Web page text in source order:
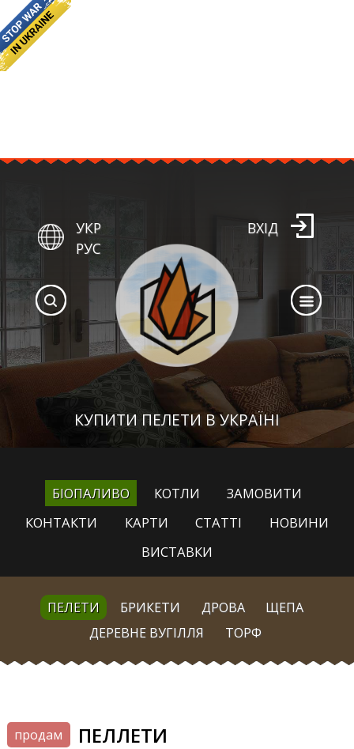
КУПИТИ ПЕЛЕТИ В УКРАЇНІ
УКР
РУС
ВХІД
БІОПАЛИВО КОТЛИ
ЗАМОВИТИ
КОНТАКТИ
КАРТИ СТАТТІ
НОВИНИ
ВИСТАВКИ
ПЕЛЕТИ БРИКЕТИ ДРОВА
ЩЕПА
ДЕРЕВНЕ ВУГІЛЛЯ
ТОРФ
продам
ПЕЛЛЕТИ